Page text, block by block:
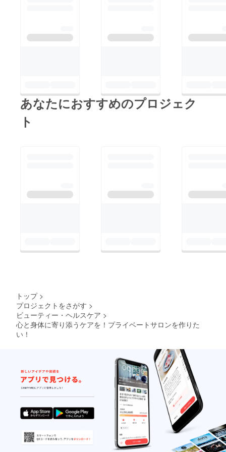
あなたにおすすめのプロジェク
ト
トップ >
プロジェクトをさがす >
ビューティー・ヘルスケア >
心と身体に寄り添うケアを！プライベートサロンを作りた
い！